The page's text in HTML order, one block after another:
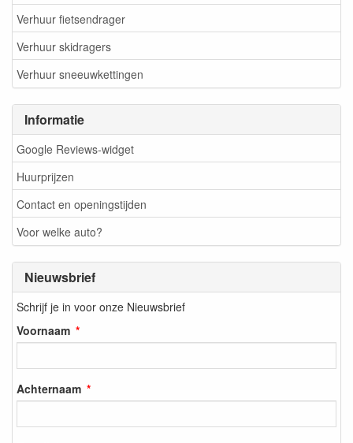
Verhuur fietsendrager
Verhuur skidragers
Verhuur sneeuwkettingen
Informatie
Google Reviews-widget
Huurprijzen
Contact en openingstijden
Voor welke auto?
Nieuwsbrief
Schrijf je in voor onze Nieuwsbrief
Voornaam
Achternaam